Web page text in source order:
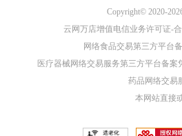
Copyright© 2020-
云网万店增值电信业务许可证-合
网络食品交易第三方平台
医疗器械网络交易服务第三方平台备案
药品网络交易
本网站直接